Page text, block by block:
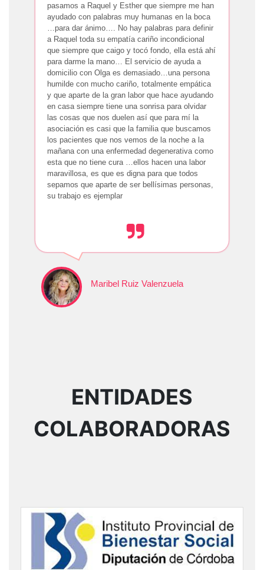
pasamos a Raquel y Esther que siempre me han
ayudado con palabras muy humanas en la boca
…para dar ánimo…. No hay palabras para definir
a Raquel toda su empatía cariño incondicional
que siempre que caigo y tocó fondo, ella está ahí
para darme la mano… El servicio de ayuda a
domicilio con Olga es demasiado…una persona
humilde con mucho cariño, totalmente empática
y que aparte de la gran labor que hace ayudando
en casa siempre tiene una sonrisa para olvidar
las cosas que nos duelen así que para mí la
asociación es casi que la familia que buscamos
los pacientes que nos vemos de la noche a la
mañana con una enfermedad degenerativa como
esta que no tiene cura …ellos hacen una labor
maravillosa, es que es digna para que todos
sepamos que aparte de ser bellísimas personas,
su trabajo es ejemplar
Maribel Ruiz Valenzuela
ENTIDADES
COLABORADORAS